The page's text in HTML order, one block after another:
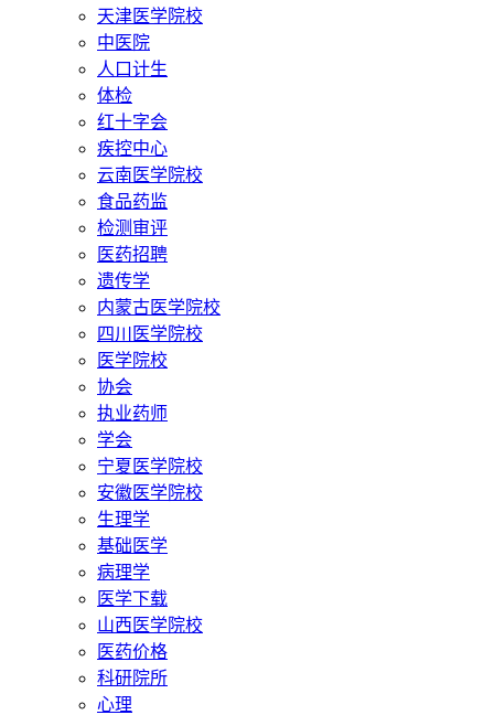
天津医学院校
中医院
人口计生
体检
红十字会
疾控中心
云南医学院校
食品药监
检测审评
医药招聘
遗传学
内蒙古医学院校
四川医学院校
医学院校
协会
执业药师
学会
宁夏医学院校
安徽医学院校
生理学
基础医学
病理学
医学下载
山西医学院校
医药价格
科研院所
心理